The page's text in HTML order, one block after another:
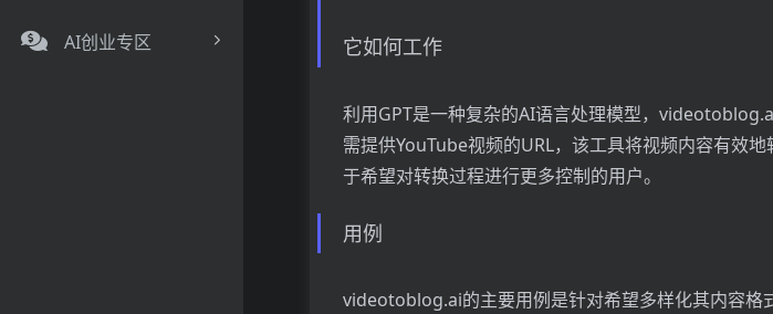
AI创业专区 它如何工作
利用GPT是一种复杂的AI语言处理模型，
需提供YouTube视频的URL，该工具将视频内容有效
于希望对转换过程进行更多控制的用户。
用例
videotoblog.ai的主要用例是针对希望多样化其内容格